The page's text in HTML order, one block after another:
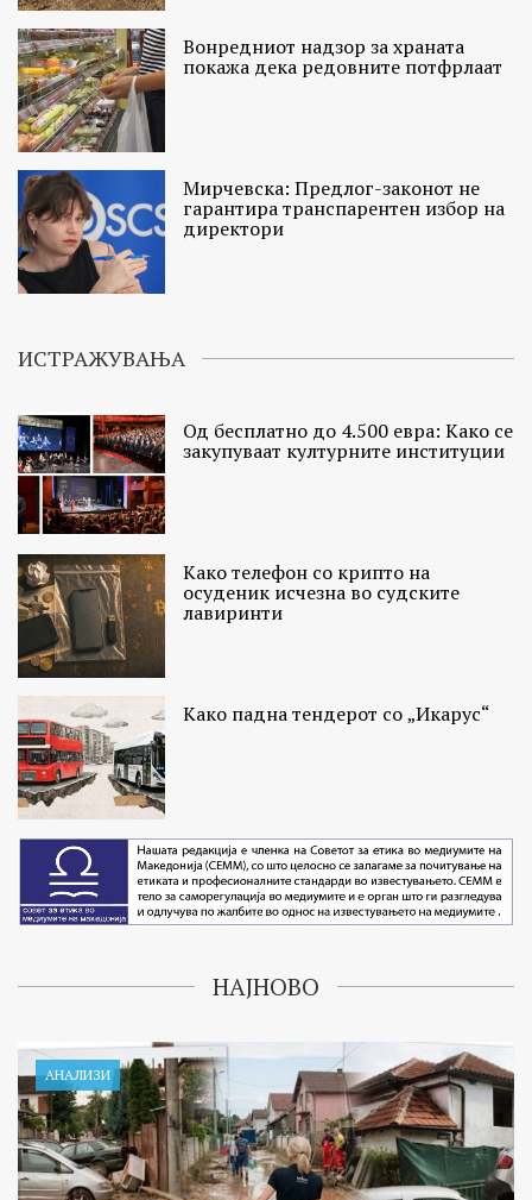
Вонредниот надзор за храната
покажа дека редовните потфрлаат
Мирчевска: Предлог-законот не
гарантира транспарентен избор на
директори
ИСТРАЖУВАЊА
Од бесплатно до 4.500 евра: Како се
закупуваат културните институции
Како телефон со крипто на
осуденик исчезна во судските
лавиринти
Како падна тендерот со „Икарус“
НАЈНОВО
АНАЛИЗИ